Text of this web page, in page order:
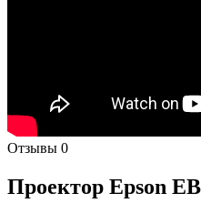
Отзывы 0
Проектор Epson